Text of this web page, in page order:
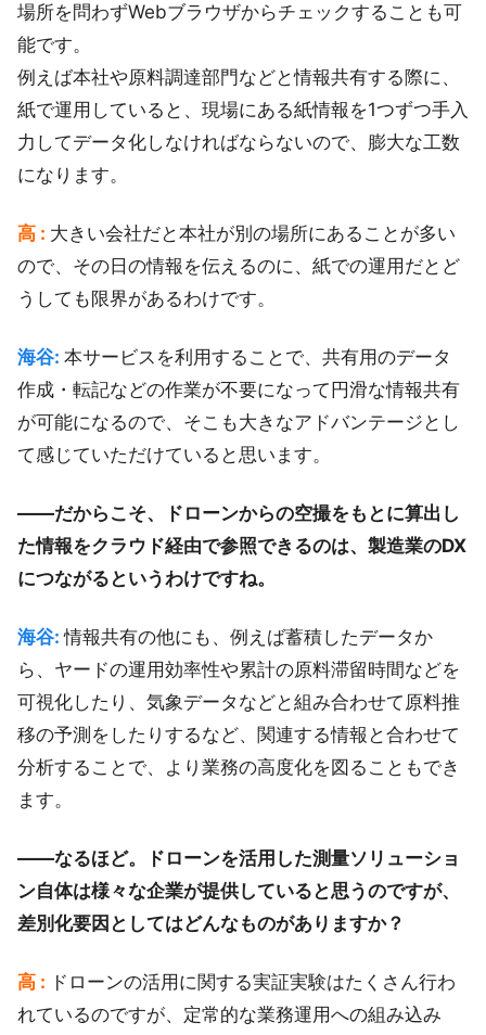
場所を問わずWebブラウザからチェックすることも可
能です。
例えば本社や原料調達部門などと情報共有する際に、
紙で運用していると、現場にある紙情報を1つずつ手入
力してデータ化しなければならないので、膨大な工数
になります。
高 : 大きい会社だと本社が別の場所にあることが多い
ので、その日の情報を伝えるのに、紙での運用だとど
うしても限界があるわけです。
海谷: 本サービスを利用することで、共有用のデータ
作成・転記などの作業が不要になって円滑な情報共有
が可能になるので、そこも大きなアドバンテージとし
て感じていただけていると思います。
――だからこそ、ドローンからの空撮をもとに算出し
た情報をクラウド経由で参照できるのは、製造業のDX
につながるというわけですね。
海谷:情報共有の他にも、例えば蓄積したデータか
ら、ヤードの運用効率性や累計の原料滞留時間などを
可視化したり、気象データなどと組み合わせて原料推
移の予測をしたりするなど、関連する情報と合わせて
分析することで、より業務の高度化を図ることもでき
ます。
――なるほど。ドローンを活用した測量ソリューショ
ン自体は様々な企業が提供していると思うのですが、
差別化要因としてはどんなものがありますか？
高 : ドローンの活用に関する実証実験はたくさん行わ
れているのですが、定常的な業務運用への組み込み